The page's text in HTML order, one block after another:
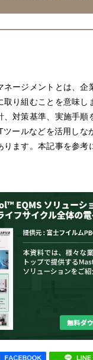
ネージメントとは、企
取り組むことを意味し
、対策基準、実施手順
ツールなどを活用しな
ります。本記事を参考